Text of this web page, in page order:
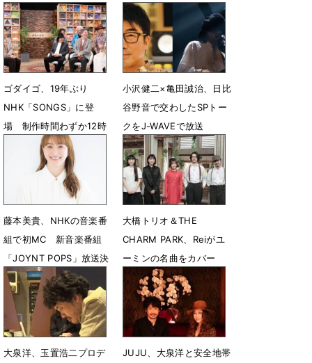
ゴダイゴ、19年ぶり
NHK「SONGS」に登
場 制作時間わずか12時
間!?「銀河鉄道999」秘
5月7日 19時06分
小沢健二×亀田誠治、日比
谷野音で交わしたSPトー
クをJ-WAVEで放送
7月23日 14時03分
藤本美貴、NHKの音楽番
組で初MC 新音楽番組
「JOYNT POPS」放送決
定
9月4日 20時01分
大橋トリオ＆THE
CHARM PARK、Reiがユ
ーミンの名曲をカバー
1月23日 23時08分
大泉洋、玉置浩二プロデ
JUJU、大泉洋と安全地帯